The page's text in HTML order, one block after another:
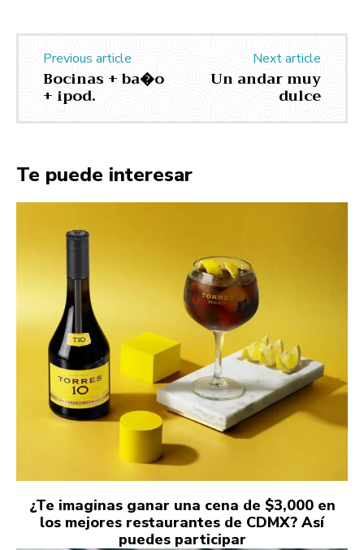
Previous article
Bocinas + ba�o
+ ipod.
Next article
Un andar muy
dulce
Te puede interesar
¿Te imaginas ganar una cena de $3,000 en
los mejores restaurantes de CDMX? Así
puedes participar